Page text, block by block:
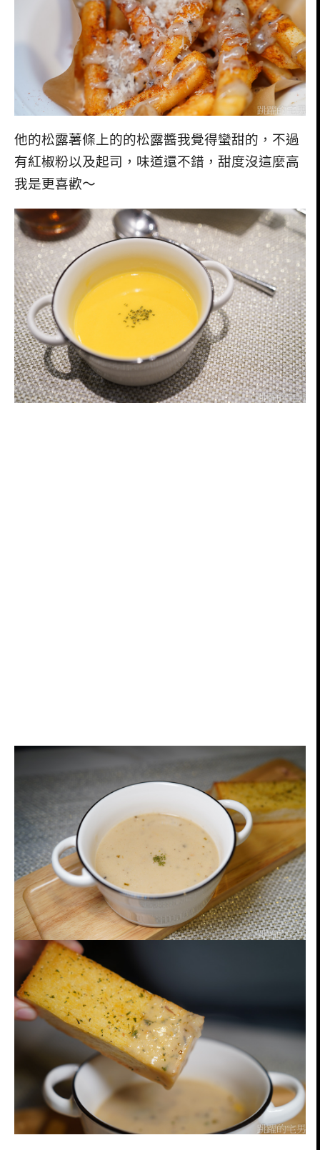
他的松露薯條上的的松露醬我覺得蠻甜的，不過
有紅椒粉以及起司，味道還不錯，甜度沒這麼高
我是更喜歡～